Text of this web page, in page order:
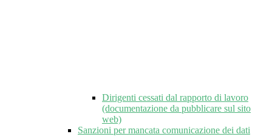
Dirigenti cessati dal rapporto di lavoro
(documentazione da pubblicare sul sito
web)
Sanzioni per mancata comunicazione dei dati